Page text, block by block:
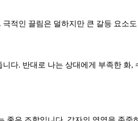
적인 끌림은 덜하지만 큰 갈등 요소
다. 반대로 나는 상대에게 부족한